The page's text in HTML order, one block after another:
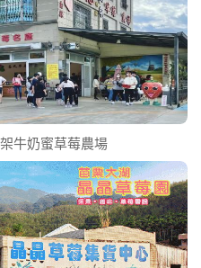
牛奶蜜草莓農場